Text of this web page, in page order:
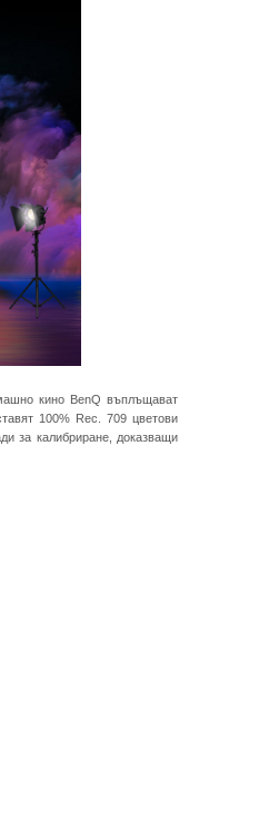
кино BenQ въплъщават
100% Rec. 709 цветови
за калибриране, доказващи